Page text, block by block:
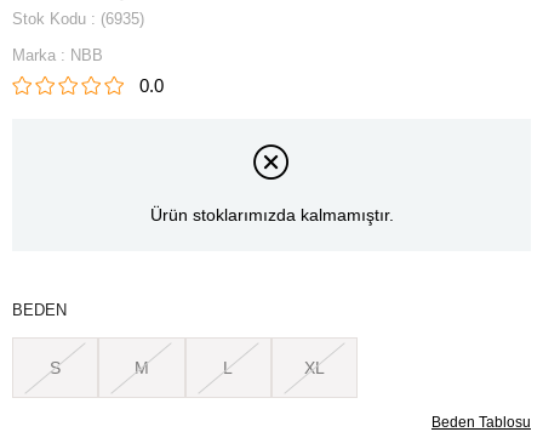
Stok Kodu
(6935)
Marka : NBB
0.0
Ürün stoklarımızda kalmamıştır.
BEDEN
S M L XL
Beden Tablosu